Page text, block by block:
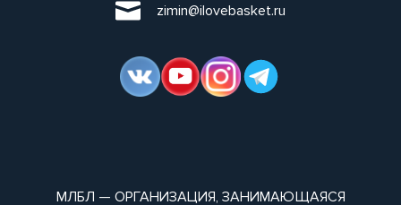
zimin@ilovebasket.ru
МЛБЛ — ОРГАНИЗАЦИЯ, ЗАНИМАЮЩАЯСЯ